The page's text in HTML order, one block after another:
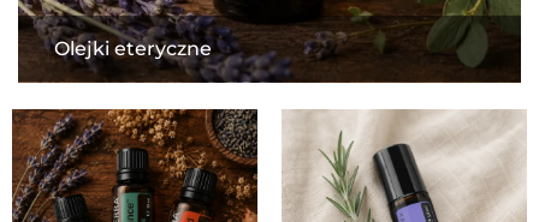
Olejki eteryczne